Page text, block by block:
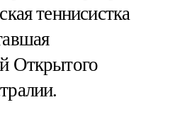
теннисистка
Открытого